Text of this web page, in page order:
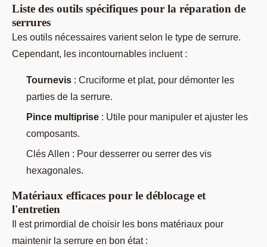
Liste des outils spécifiques pour la réparation de
serrures
Les outils nécessaires varient selon le type de serrure.
Cependant, les incontournables incluent :
Tournevis : Cruciforme et plat, pour démonter les
parties de la serrure.
Pince multiprise : Utile pour manipuler et ajuster les
composants.
Clés Allen : Pour desserrer ou serrer des vis
hexagonales.
Matériaux efficaces pour le déblocage et
l'entretien
Il est primordial de choisir les bons matériaux pour
maintenir la serrure en bon état :